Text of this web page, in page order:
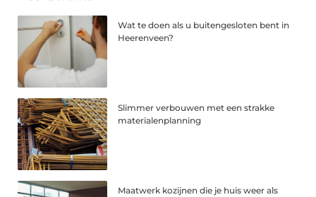
Wat te doen als u buitengesloten bent in
Heerenveen?
Slimmer verbouwen met een strakke
materialenplanning
Maatwerk kozijnen die je huis weer als